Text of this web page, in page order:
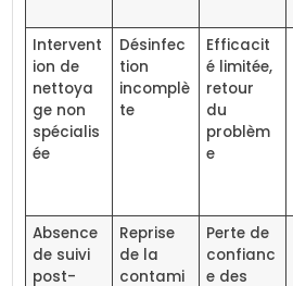
Intervent
ion de
nettoya
ge non
spécialis
ée
Désinfec
tion
incomplè
te
Efficacit
é limitée,
retour
du
problèm
e
Absence
de suivi
post-
Reprise
de la
contami
Perte de
confianc
e des